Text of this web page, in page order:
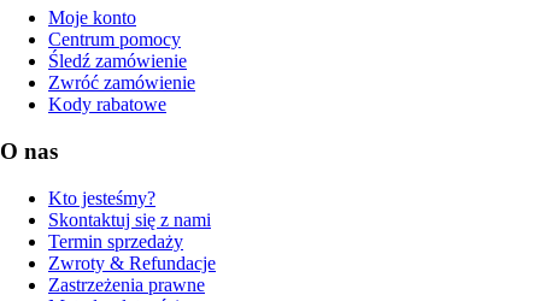
Moje konto
Centrum pomocy
Śledź zamówienie
Zwróć zamówienie
Kody rabatowe
O nas
Kto jesteśmy?
Skontaktuj się z nami
Termin sprzedaży
Zwroty & Refundacje
Zastrzeżenia prawne